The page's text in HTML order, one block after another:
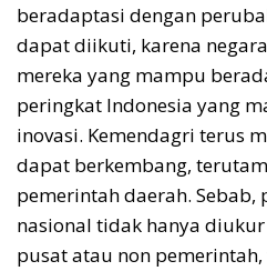
beradaptasi dengan
dapat diikuti, karena
mereka yang mampu
peringkat Indonesia yang
inovasi. Kemendagri terus
dapat berkembang,
pemerintah daerah. Sebab,
nasional tidak hanya
pusat atau non